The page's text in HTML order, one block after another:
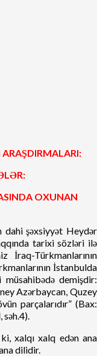
OXUNAN
dahi şəxsiyyət Heydər
tarixi sözləri ilə
İraq-Türkmanlarının
İstanbulda
müsahibədə demişdir:
Azərbaycan, Quzey
parçalarıdır” (Bax:
xalqı xalq edən ana
dilidir.